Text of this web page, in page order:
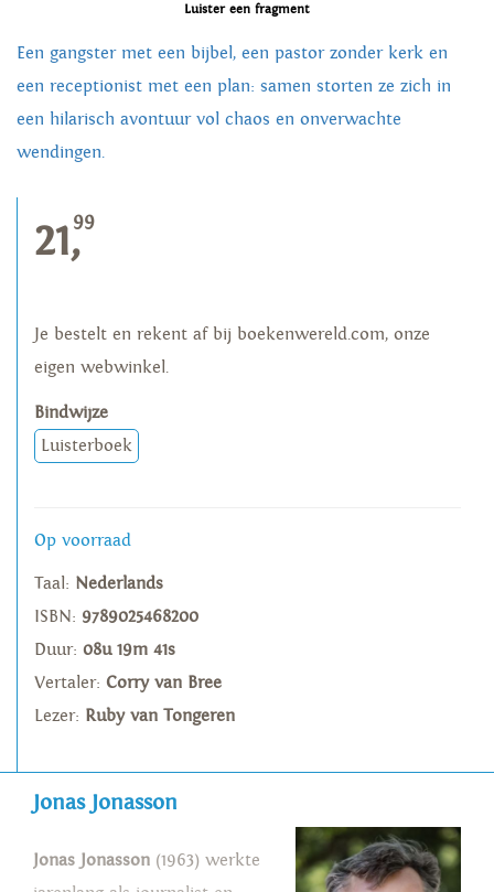
Luister een fragment
Een gangster met een bijbel, een pastor zonder kerk en
een receptionist met een plan: samen storten ze zich in
een hilarisch avontuur vol chaos en onverwachte
wendingen.
21,99
Je bestelt en rekent af bij boekenwereld.com, onze
eigen webwinkel.
Bindwijze
Luisterboek
Op voorraad
Taal: Nederlands
ISBN: 9789025468200
Duur: 08u 19m 41s
Vertaler: Corry van Bree
Lezer: Ruby van Tongeren
Jonas Jonasson
Jonas Jonasson (1963) werkte